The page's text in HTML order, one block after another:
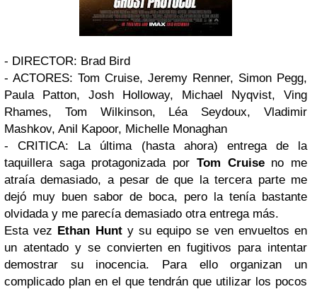
- DIRECTOR: Brad Bird
- ACTORES: Tom Cruise, Jeremy Renner, Simon Pegg,
Paula Patton, Josh Holloway, Michael Nyqvist, Ving
Rhames, Tom Wilkinson, Léa Seydoux, Vladimir
Mashkov, Anil Kapoor, Michelle Monaghan
- CRITICA: La última (hasta ahora) entrega de la
taquillera saga protagonizada por Tom Cruiseno me
atraía demasiado, a pesar de que la tercera parte me
dejó muy buen sabor de boca, pero la tenía bastante
olvidada y me parecía demasiado otra entrega más.
Esta vez Ethan Hunty su equipo se ven envueltos en
un atentado y se convierten en fugitivos para intentar
demostrar su inocencia. Para ello organizan un
complicado plan en el que tendrán que utilizar los pocos